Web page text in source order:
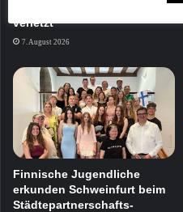
verletzt
7. August 2026
Finnische Jugendliche
erkunden Schweinfurt beim
Städtepartnerschafts-